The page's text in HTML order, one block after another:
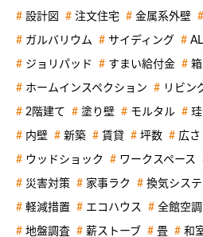
設計図 注文住宅 金属系外壁
ガルバリウム サイディング
ジョリパッド すまい給付金
ホームインスペクション リビン
2階建て 塗り壁 モルタル
内壁 新築 賃貸 坪数 広さ
ウッドショック ワークスペース
災害対策 家事ラク 換気シス
軽減措置 エコハウス 全館空調
地盤調査 薪ストーブ 畳 和